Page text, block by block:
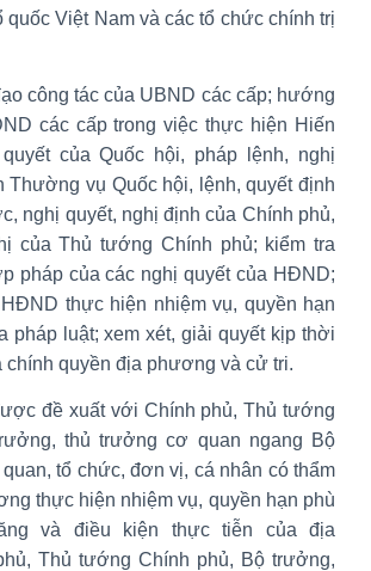
quốc Việt Nam và các tổ chức chính trị
công tác của UBND các cấp; hướng
các cấp trong việc thực hiện Hiến
của Quốc hội, pháp lệnh, nghị
Thường vụ Quốc hội, lệnh, quyết định
nghị quyết, nghị định của Chính phủ,
của Thủ tướng Chính phủ; kiểm tra
pháp của các nghị quyết của HĐND;
thực hiện nhiệm vụ, quyền hạn
pháp luật; xem xét, giải quyết kịp thời
chính quyền địa phương và cử tri.
đề xuất với Chính phủ, Thủ tướng
thủ trưởng cơ quan ngang Bộ
tổ chức, đơn vị, cá nhân có thẩm
thực hiện nhiệm vụ, quyền hạn phù
và điều kiện thực tiễn của địa
Thủ tướng Chính phủ, Bộ trưởng,